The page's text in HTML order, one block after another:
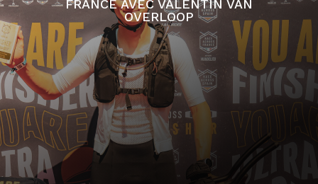
FRANCE AVEC VALENTIN VAN
OVERLOOP